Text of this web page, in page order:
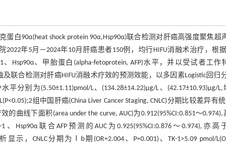
蛋白90α(heat shock protein 90α,Hsp90α)联合检测对肝癌高强度聚焦超
2022年5月—2024年10月肝癌患者150例，均行HIFU消融术治疗，根
Hsp90α、甲胎蛋白(alpha-fetoprotein, AFP)水平，并以受试者工作
及联合检测对肝癌HIFU消融术疗效的预测效能，以多因素Logistic回归
分别为(5.50±1.11)pmol/L、(134.28±14.22)μg/L、(42.17±10.93)μg/
组中国肝癌(China Liver Cancer Staging, CNLC)分期比较差异有
的曲线下面积(area under the curve, AUC)为0.912(95%CI:0.851～
1、Hsp90α联合AFP预测的AUC为0.925(95%CI:0.876～0.974),亦
显示，CNLC分期为Ⅰb期(OR=2.004、P=0.001)、TK-1>5.09 pmol/